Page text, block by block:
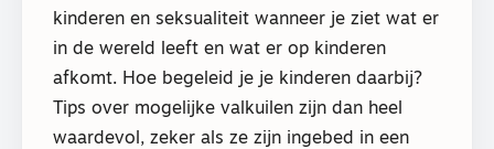
kinderen en seksualiteit wanneer je ziet wat er
in de wereld leeft en wat er op kinderen
afkomt. Hoe begeleid je je kinderen daarbij?
Tips over mogelijke valkuilen zijn dan heel
waardevol, zeker als ze zijn ingebed in een